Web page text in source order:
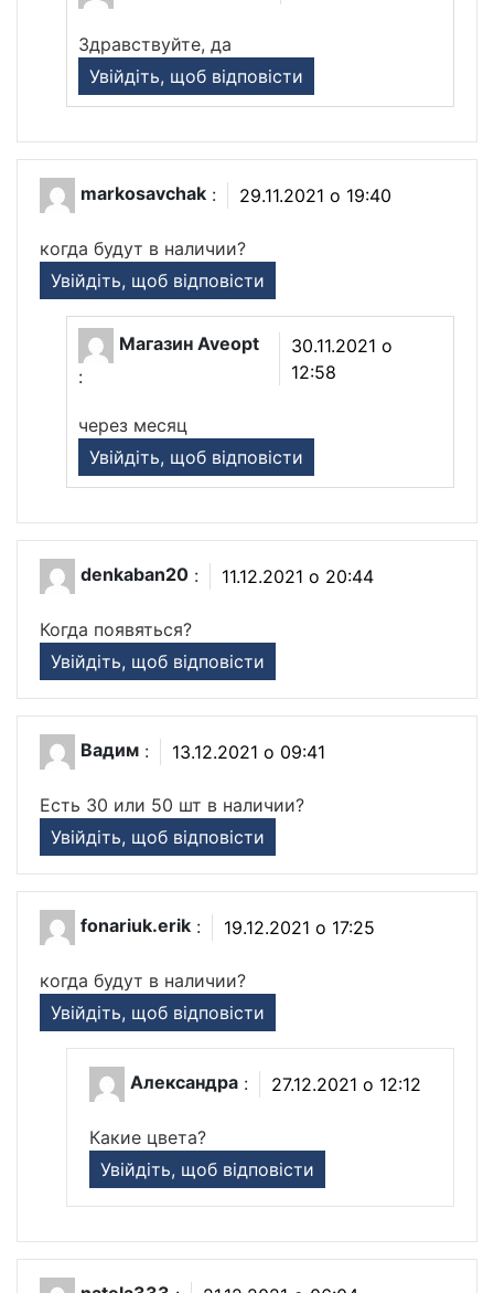
Здравствуйте, да
Увійдіть, щоб відповісти
markosavchak : 29.11.2021 о 19:40
когда будут в наличии?
Увійдіть, щоб відповісти
Магазин Aveopt
:
30.11.2021 о
12:58
через месяц
Увійдіть, щоб відповісти
denkaban20 : 11.12.2021 о 20:44
Когда появяться?
Увійдіть, щоб відповісти
Вадим : 13.12.2021 о 09:41
Есть 30 или 50 шт в наличии?
Увійдіть, щоб відповісти
fonariuk.erik : 19.12.2021 о 17:25
когда будут в наличии?
Увійдіть, щоб відповісти
Александра : 27.12.2021 о 12:12
Какие цвета?
Увійдіть, щоб відповісти